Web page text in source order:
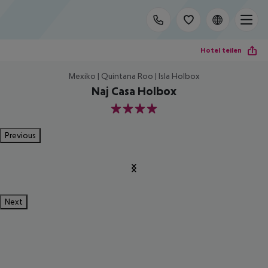
Hotel teilen
Mexiko | Quintana Roo | Isla Holbox
Naj Casa Holbox
4
Previous
Next